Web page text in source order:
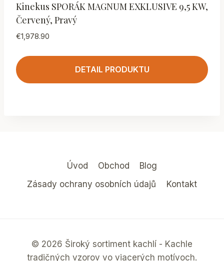
Kinekus SPORÁK MAGNUM EXKLUSIVE 9,5 KW,
Červený, Pravý
€1,978.90
DETAIL PRODUKTU
Úvod Obchod
Blog
Zásady ochrany osobních údajů
Kontakt
© 2026 Široký sortiment kachlí - Kachle
tradičných vzorov vo viacerých motívoch.